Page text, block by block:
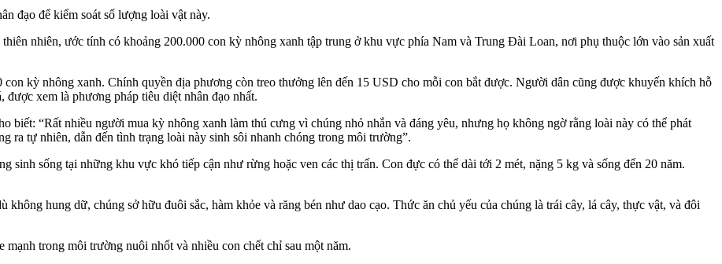
đạo để kiểm soát số lượng loài vật này.
nhiên, ước tính có khoảng 200.000 con kỳ nhông xanh tập trung ở khu vực phía Nam và Trung Đài Loan, nơi phụ thuộc lớn vào sản xuất
con kỳ nhông xanh. Chính quyền địa phương còn treo thưởng lên đến 15 USD cho mỗi con bắt được. Người dân cũng được khuyến khích hỗ
xem là phương pháp tiêu diệt nhân đạo nhất.
biết: “Rất nhiều người mua kỳ nhông xanh làm thú cưng vì chúng nhỏ nhắn và đáng yêu, nhưng họ không ngờ rằng loài này có thể phát
ra tự nhiên, dẫn đến tình trạng loài này sinh sôi nhanh chóng trong môi trường”.
sống tại những khu vực khó tiếp cận như rừng hoặc ven các thị trấn. Con đực có thể dài tới 2 mét, nặng 5 kg và sống đến 20 năm.
hung dữ, chúng sở hữu đuôi sắc, hàm khỏe và răng bén như dao cạo. Thức ăn chủ yếu của chúng là trái cây, lá cây, thực vật, và đôi
trong môi trường nuôi nhốt và nhiều con chết chỉ sau một năm.